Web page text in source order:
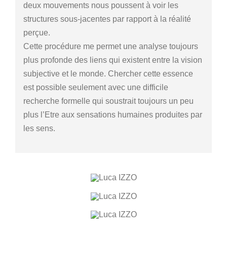
deux mouvements nous poussent à voir les
structures sous-jacentes par rapport à la réalité
perçue.
Cette procédure me permet une analyse toujours
plus profonde des liens qui existent entre la vision
subjective et le monde. Chercher cette essence
est possible seulement avec une difficile
recherche formelle qui soustrait toujours un peu
plus l’Etre aux sensations humaines produites par
les sens.